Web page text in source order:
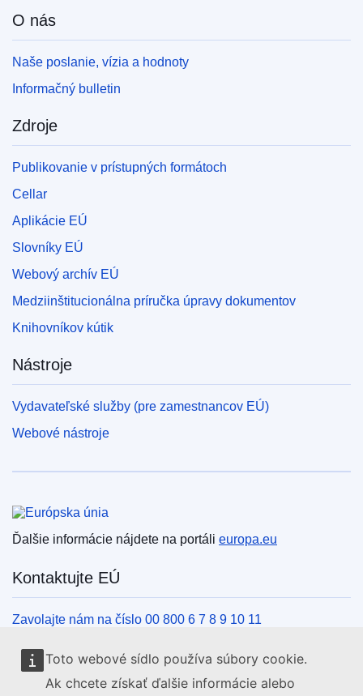
Toto webové sídlo používa súbory cookie.
Ak chcete získať ďalšie informácie alebo
O nás
Naše poslanie, vízia a hodnoty
Informačný bulletin
Zdroje
Publikovanie v prístupných formátoch
Cellar
Aplikácie EÚ
Slovníky EÚ
Webový archív EÚ
Medziinštitucionálna príručka úpravy dokumentov
Knihovníkov kútik
Nástroje
Vydavateľské služby (pre zamestnancov EÚ)
Webové nástroje
Ďalšie informácie nájdete na portáli europa.eu
Kontaktujte EÚ
Zavolajte nám na číslo 00 800 6 7 8 9 10 11
Iné spôsoby, ako nás kontaktovať telefonicky
Napíšte nám cez kontaktný formulár